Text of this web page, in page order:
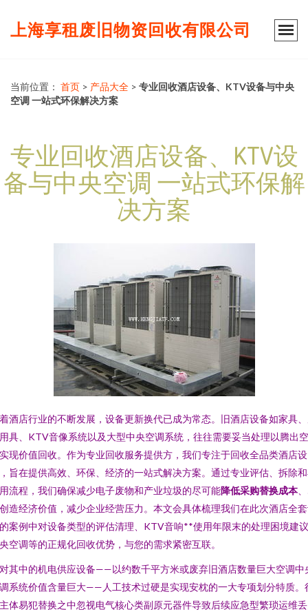
上海享租废旧物资回收有限公司
当前位置： 首页 > 产品大全 > 专业回收酒店设备、KTV设备与中央
空调 一站式环保解决方案
专业回收酒店设备、KTV设
备与中央空调 一站式环保解
决方案
酒店行业的不断发展，设备更新换代已成为常态。旧酒店设备如家具
具、KTV音像系统以及大型中央空调系统，往往需要妥当处理以腾出
现价值回收。作为专业回收服务提供方，我们专注于回收全品类酒店设
旨在提供高效、环保、经济的一站式解决方案。通过专业评估、拆除
流程，我们确保减少电子废物和产业垃圾的尽可能降低采购替换成本
造经济价值，减少企业经营压力。本文会具体梳理我们在此次酒店全
案例中对设备类型的评估清理、KTV音响**使用年限末的处理困境建
空调等的正规化回收优势，与您的需求紧密互联。
其中的机电供应设备——以约数千平方米或废弃旧酒店数量巨大空调中
系统价值含量巨大——人工技术过硬是实现安枕的一大专项划分特质。
体易犯替换之中忽视电气核心类副原元器件导致后续应急型繁琐运维